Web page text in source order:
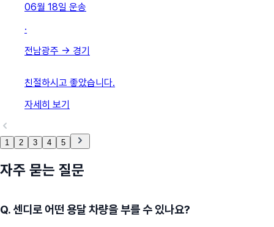
06월 18일 운송
·
전남광주 → 경기
친절하시고 좋았습니다.
자세히 보기
1 2 3 4 5
자주 묻는 질문
Q.센디로 어떤 용달 차량을 부를 수 있나요?